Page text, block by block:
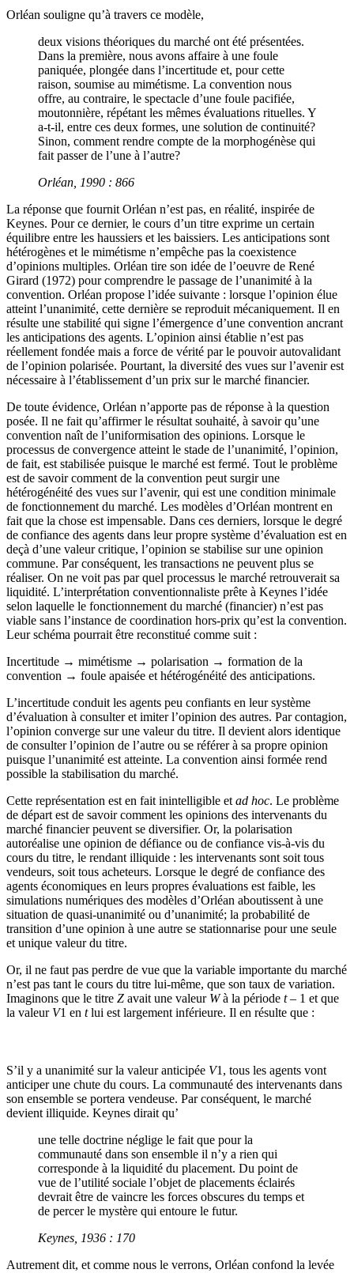
Orléan souligne qu’à travers ce modèle,
deux visions théoriques du marché ont été présentées.
Dans la première, nous avons affaire à une foule
paniquée, plongée dans l’incertitude et, pour cette
raison, soumise au mimétisme. La convention nous
offre, au contraire, le spectacle d’une foule pacifiée,
moutonnière, répétant les mêmes évaluations rituelles. Y
a-t-il, entre ces deux formes, une solution de continuité?
Sinon, comment rendre compte de la morphogénèse qui
fait passer de l’une à l’autre?
Orléan, 1990 : 866
La réponse que fournit Orléan n’est pas, en réalité, inspirée de
Keynes. Pour ce dernier, le cours d’un titre exprime un certain
équilibre entre les haussiers et les baissiers. Les anticipations sont
hétérogènes et le mimétisme n’empêche pas la coexistence
d’opinions multiples. Orléan tire son idée de l’oeuvre de René
Girard (1972) pour comprendre le passage de l’unanimité à la
convention. Orléan propose l’idée suivante : lorsque l’opinion élue
atteint l’unanimité, cette dernière se reproduit mécaniquement. Il en
résulte une stabilité qui signe l’émergence d’une convention ancrant
les anticipations des agents. L’opinion ainsi établie n’est pas
réellement fondée mais a force de vérité par le pouvoir autovalidant
de l’opinion polarisée. Pourtant, la diversité des vues sur l’avenir est
nécessaire à l’établissement d’un prix sur le marché financier.
De toute évidence, Orléan n’apporte pas de réponse à la question
posée. Il ne fait qu’affirmer le résultat souhaité, à savoir qu’une
convention naît de l’uniformisation des opinions. Lorsque le
processus de convergence atteint le stade de l’unanimité, l’opinion,
de fait, est stabilisée puisque le marché est fermé. Tout le problème
est de savoir comment de la convention peut surgir une
hétérogénéité des vues sur l’avenir, qui est une condition minimale
de fonctionnement du marché. Les modèles d’Orléan montrent en
fait que la chose est impensable. Dans ces derniers, lorsque le degré
de confiance des agents dans leur propre système d’évaluation est en
deçà d’une valeur critique, l’opinion se stabilise sur une opinion
commune. Par conséquent, les transactions ne peuvent plus se
réaliser. On ne voit pas par quel processus le marché retrouverait sa
liquidité. L’interprétation conventionnaliste prête à Keynes l’idée
selon laquelle le fonctionnement du marché (financier) n’est pas
viable sans l’instance de coordination hors-prix qu’est la convention.
Leur schéma pourrait être reconstitué comme suit :
Incertitude → mimétisme → polarisation → formation de la
convention → foule apaisée et hétérogénéité des anticipations.
L’incertitude conduit les agents peu confiants en leur système
d’évaluation à consulter et imiter l’opinion des autres. Par contagion,
l’opinion converge sur une valeur du titre. Il devient alors identique
de consulter l’opinion de l’autre ou se référer à sa propre opinion
puisque l’unanimité est atteinte. La convention ainsi formée rend
possible la stabilisation du marché.
Cette représentation est en fait inintelligible et ad hoc. Le problème
de départ est de savoir comment les opinions des intervenants du
marché financier peuvent se diversifier. Or, la polarisation
autoréalise une opinion de défiance ou de confiance vis-à-vis du
cours du titre, le rendant illiquide : les intervenants sont soit tous
vendeurs, soit tous acheteurs. Lorsque le degré de confiance des
agents économiques en leurs propres évaluations est faible, les
simulations numériques des modèles d’Orléan aboutissent à une
situation de quasi-unanimité ou d’unanimité; la probabilité de
transition d’une opinion à une autre se stationnarise pour une seule
et unique valeur du titre.
Or, il ne faut pas perdre de vue que la variable importante du marché
n’est pas tant le cours du titre lui-même, que son taux de variation.
Imaginons que le titre Z avait une valeur Wà la période t– 1 et que
la valeur V1 en tlui est largement inférieure. Il en résulte que :
S’il y a unanimité sur la valeur anticipée V1, tous les agents vont
anticiper une chute du cours. La communauté des intervenants dans
son ensemble se portera vendeuse. Par conséquent, le marché
devient illiquide. Keynes dirait qu’
une telle doctrine néglige le fait que pour la
communauté dans son ensemble il n’y a rien qui
corresponde à la liquidité du placement. Du point de
vue de l’utilité sociale l’objet de placements éclairés
devrait être de vaincre les forces obscures du temps et
de percer le mystère qui entoure le futur.
Keynes, 1936 : 170
Autrement dit, et comme nous le verrons, Orléan confond la levée